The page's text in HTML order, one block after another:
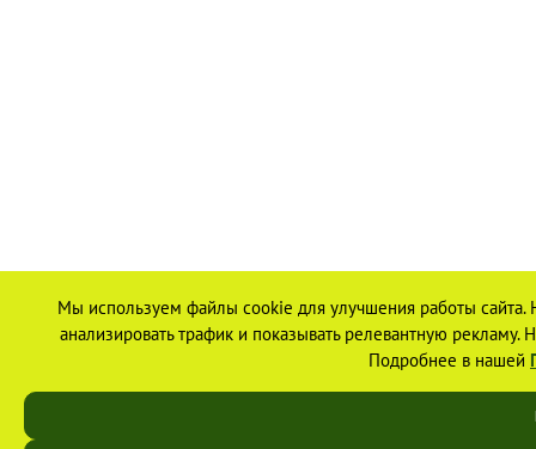
Мы используем файлы cookie для улучшения работы
анализировать трафик и показывать релевантную
Подробнее в нашей